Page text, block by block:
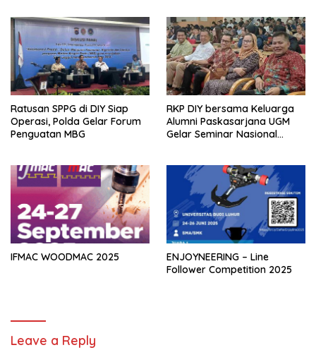
Ratusan SPPG di DIY Siap
Operasi, Polda Gelar Forum
Penguatan MBG
RKP DIY bersama Keluarga
Alumni Paskasarjana UGM
Gelar Seminar Nasional
IFMAC WOODMAC 2025
ENJOYNEERING – Line
Follower Competition 2025
Leave a Reply